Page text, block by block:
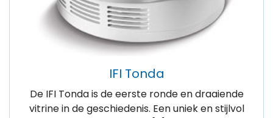
IFI Tonda
De IFI Tonda is de eerste ronde en draaiende
vitrine in de geschiedenis. Een uniek en stijlvol